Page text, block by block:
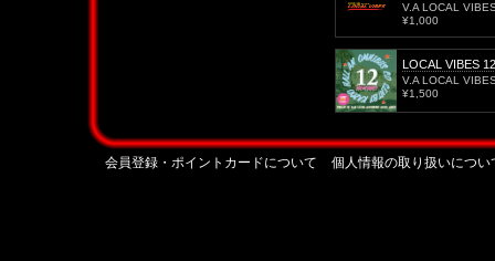
V.A LOCAL
¥1,000
LOCAL VIBES 12
V.A LOCAL
¥1,500
会員登録・ポイントカードについて 個人情報の取り扱いについ